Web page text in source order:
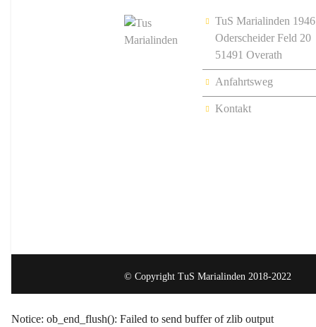
TuS Marialinden
Oderscheider Feld 20
51491 Overath
Anfahrtsweg
Kontakt
© Copyright TuS Marialinden 2018-2022
Notice: ob_end_flush(): Failed to send buffer of zlib output